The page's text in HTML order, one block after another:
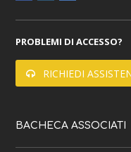
PROBLEMI DI ACCESSO?
RICHIEDI
BACHECA ASSOCIATI